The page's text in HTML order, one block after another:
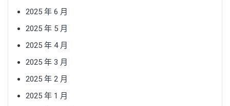
2025 年 6 月
2025 年 5 月
2025 年 4 月
2025 年 3 月
2025 年 2 月
2025 年 1 月